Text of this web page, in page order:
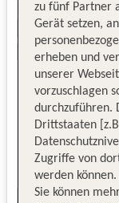
zu fünf Partner
Gerät setzen,
erheben und
unserer
vorzuschlagen
durchzuführen.
Drittstaaten
Zugriffe von
werden können.
Sie können